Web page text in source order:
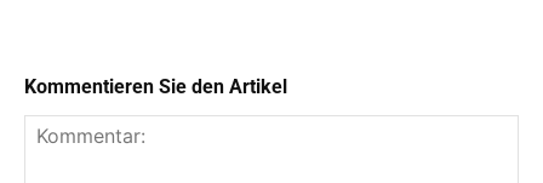
Kommentieren Sie den Artikel